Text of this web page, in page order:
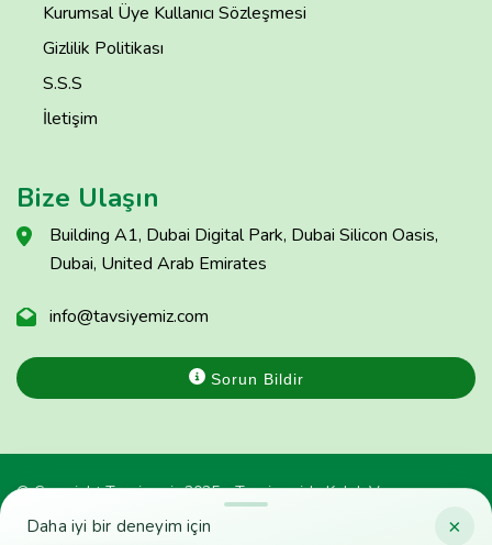
×
Daha iyi bir deneyim için
Kurumsal Üye Kullanıcı Sözleşmesi
Gizlilik Politikası
S.S.S
İletişim
Bize Ulaşın
Building A1, Dubai Digital Park, Dubai Silicon Oasis,
Dubai, United Arab Emirates
info@tavsiyemiz.com
Sorun Bildir
© Copyright Tavsiyemiz 2025 - Tavsiyemiz'e Kulak Ver